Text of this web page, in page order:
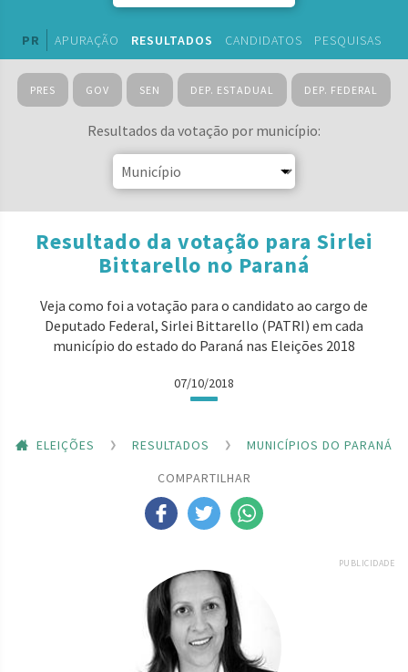
PR APURAÇÃO RESULTADOS CANDIDATOS PESQUISAS
PRES GOV SEN DEP. ESTADUAL DEP. FEDERAL
Resultados da votação por município:
Resultado da votação para Sirlei
Bittarello no Paraná
Veja como foi a votação para o candidato ao cargo de
Deputado Federal, Sirlei Bittarello (PATRI) em cada
município do estado do Paraná nas Eleições 2018
07/10/2018
ELEIÇÕES RESULTADOS
MUNICÍPIOS DO PARANÁ
COMPARTILHAR
PUBLICIDADE